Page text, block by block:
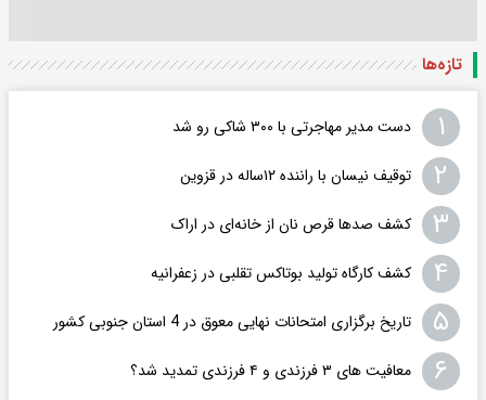
تازه‌ها
۱ دست مدیر مهاجرتی با ۳۰۰ شاکی رو شد
۲ توقیف نیسان با راننده ۱۲ساله در قزوین
۳ کشف صدها قرص نان از خانه‌ای در اراک
۴ کشف کارگاه تولید بوتاکس تقلبی در زعفرانیه
۵ تاریخ برگزاری امتحانات نهایی معوق در 4 استان جنوبی کشور
۶ معافیت های ۳ فرزندی و ۴ فرزندی تمدید شد؟